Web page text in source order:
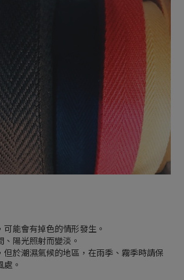
可能會有掉色的情形發生。
陽光照射而變淡。
但於潮濕氣候的地區，在雨季、霧季時請保
。